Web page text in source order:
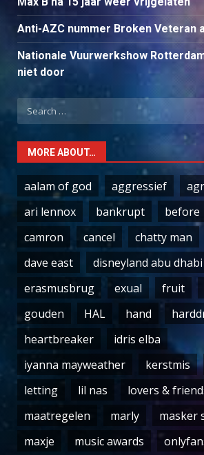
Anti-AZC nummer Broken Veteran
Nationale Vuurwerkshow
niet door
Search
for:
MORE ABOUT…
aalam of god aggressief
ari lennox
bankrupt before
camron
cancel chatty man
dave east
disneyland abu dhabi
erasmusbrug
exual fruit
gouden
HAL hand
heartbreaker
idris elba
iyanna mayweather
kerstmis
letting
lil nas
lovers &
maatregelen
marly
masker
maxje
music awards